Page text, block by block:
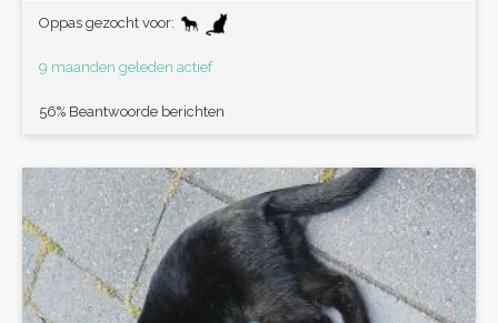
Oppas gezocht voor:
9 maanden geleden actief
56% Beantwoorde berichten